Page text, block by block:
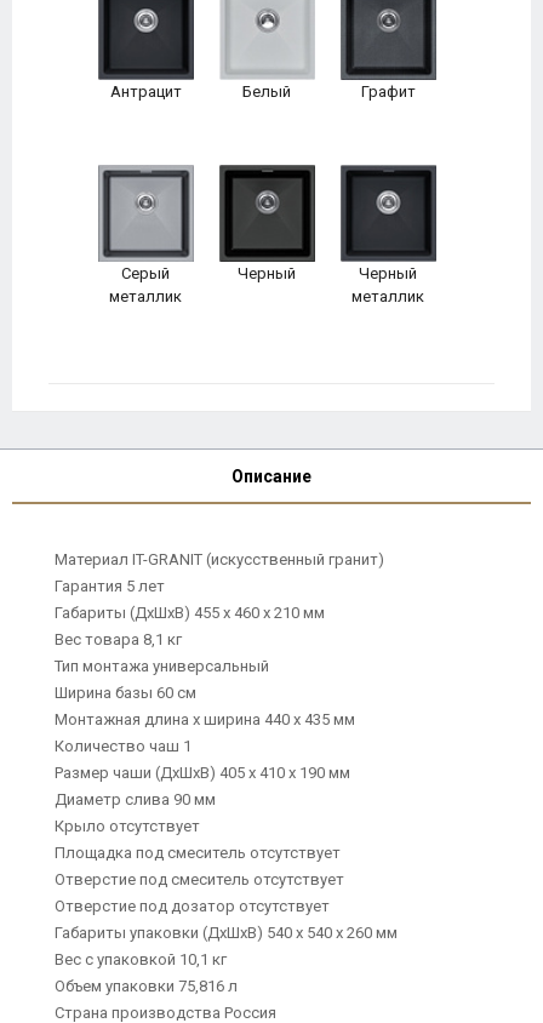
Антрацит Белый Графит
Серый
металлик
Черный
Черный
металлик
Описание
Материал IT-GRANIT (искусственный гранит)
Гарантия 5 лет
Габариты (ДхШхВ) 455 х 460 х 210 мм
Вес товара 8,1 кг
Тип монтажа универсальный
Ширина базы 60 см
Монтажная длина х ширина 440 х 435 мм
Количество чаш 1
Размер чаши (ДхШхВ) 405 х 410 х 190 мм
Диаметр слива 90 мм
Крыло отсутствует
Площадка под смеситель отсутствует
Отверстие под смеситель отсутствует
Отверстие под дозатор отсутствует
Габариты упаковки (ДхШхВ) 540 х 540 х 260 мм
Вес с упаковкой 10,1 кг
Объем упаковки 75,816 л
Страна производства Россия